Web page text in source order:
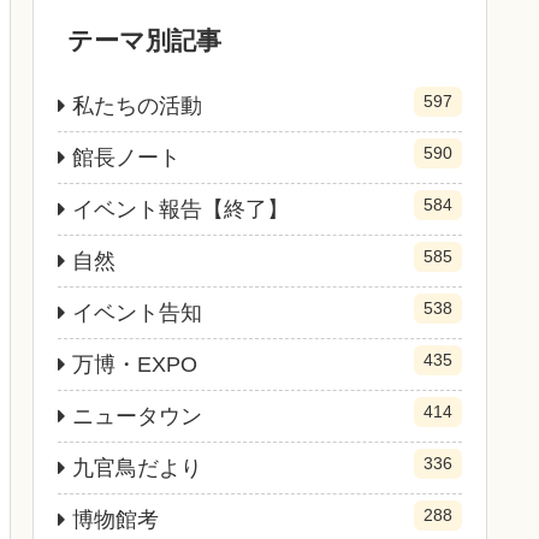
テーマ別記事
私たちの活動 597
館長ノート 590
イベント報告【終了】 584
自然 585
イベント告知 538
万博・EXPO 435
ニュータウン 414
九官鳥だより 336
博物館考 288